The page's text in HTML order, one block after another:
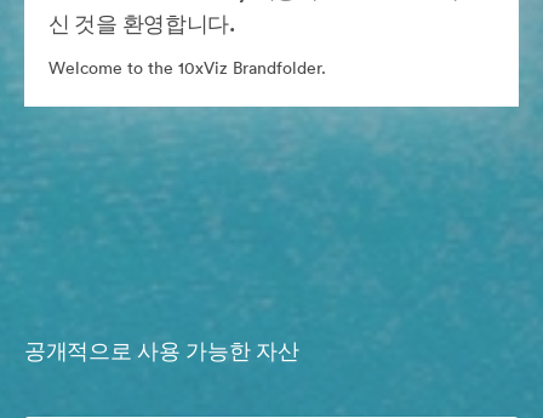
신 것을 환영합니다.
Welcome to the 10xViz Brandfolder.
공개적으로 사용 가능한 자산